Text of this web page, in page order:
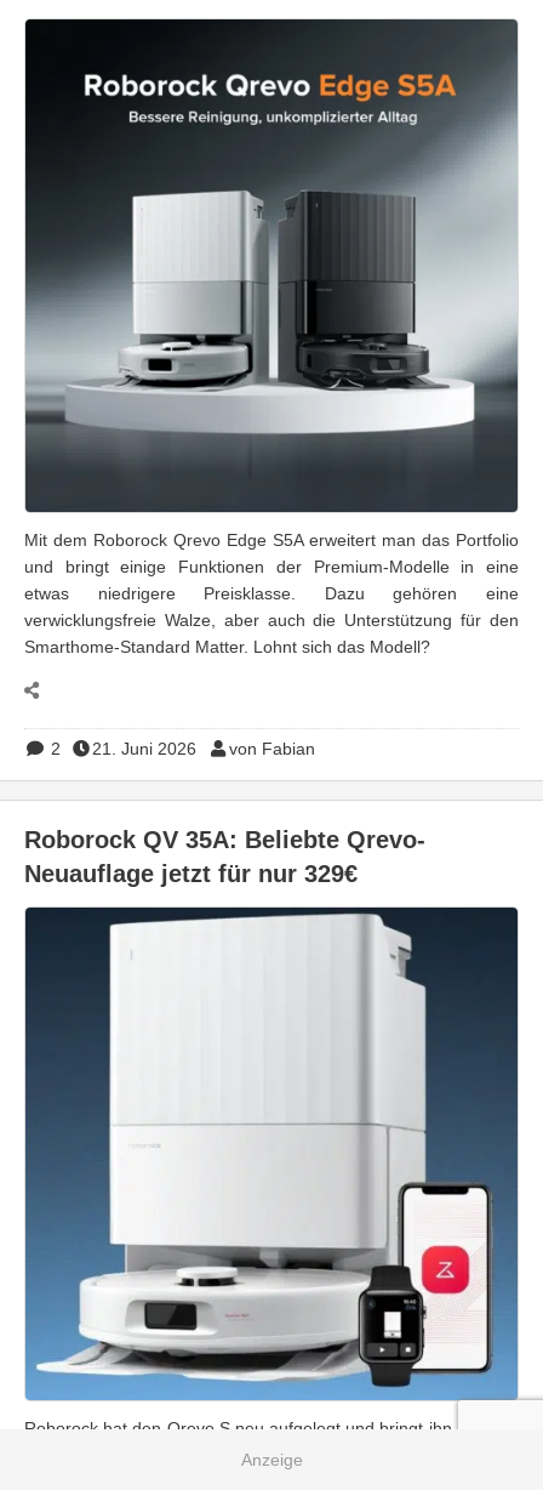
Mit dem Roborock Qrevo Edge S5A erweitert man das Portfolio
und bringt einige Funktionen der Premium-Modelle in eine
etwas niedrigere Preisklasse. Dazu gehören eine
verwicklungsfreie Walze, aber auch die Unterstützung für den
Smarthome-Standard Matter. Lohnt sich das Modell?
2 21. Juni 2026 von Fabian
Roborock QV 35A: Beliebte Qrevo-
Neuauflage jetzt für nur 329€
Roborock hat den Qrevo S neu aufgelegt und bringt ihn mit dem
neu heraus. Hauptneuerung ist dabei die